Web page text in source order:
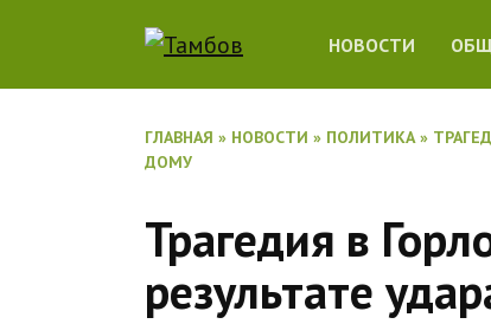
содержанию
НОВОСТИ
ГЛАВНАЯ » НОВОСТИ » ПОЛИТИКА»
ДОМУ
Трагедия в
результате